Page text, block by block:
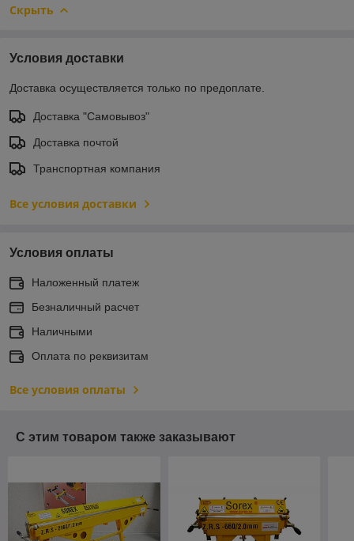
Скрыть
Условия доставки
Доставка осуществляется только по предоплате.
Доставка "Самовывоз"
Доставка почтой
Транспортная компания
Все условия доставки
Условия оплаты
Наложенный платеж
Безналичный расчет
Наличными
Оплата по реквизитам
Все условия оплаты
С этим товаром также заказывают